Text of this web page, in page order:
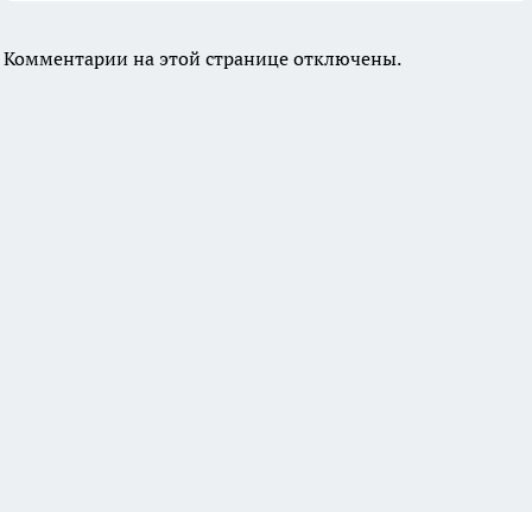
Комментарии на этой странице отключены.